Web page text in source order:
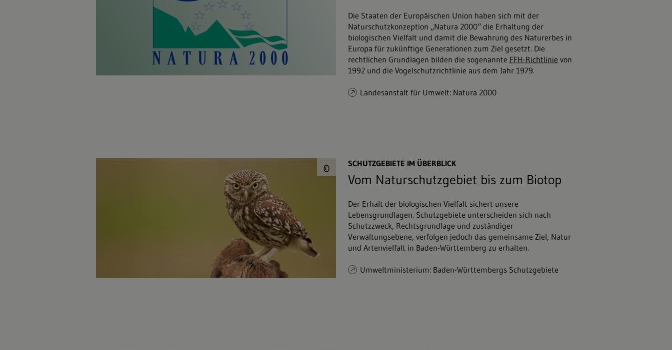
Die Staaten der Europäischen Union haben sich mit der
Naturschutzkonzeption „Natura 2000“ die Erhaltung der
biologischen Vielfalt und damit die Bewahrung des Naturerbes in
Europa für zukünftige Generationen zum Ziel gesetzt. Die
rechtlichen Grundlagen bilden die sogenannte FFH-Richtlinie von
1992 und die Vogelschutzrichtlinie aus dem Jahr 1979.
Landesanstalt für Umwelt: Natura 2000
© © bridgephotography&#047;stock.adobe.com
SCHUTZGEBIETE IM ÜBERBLICK
Vom Naturschutzgebiet bis zum Biotop
Der Erhalt der biologischen Vielfalt sichert unsere
Lebensgrundlagen. Schutzgebiete unterscheiden sich nach
Schutzzweck, Rechtsgrundlage und zuständiger
Verwaltungsebene, verfolgen jedoch das gemeinsame Ziel, Natur
und Artenvielfalt in Baden-Württemberg zu erhalten.
Umweltministerium: Baden-Württembergs Schutzgebiete